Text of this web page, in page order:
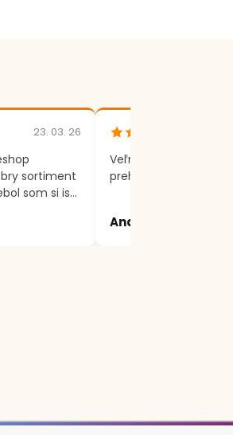
23. 03. 26
sortiment
som si isty
Veľmi rýchle
prehľadný eshop.
Andrea